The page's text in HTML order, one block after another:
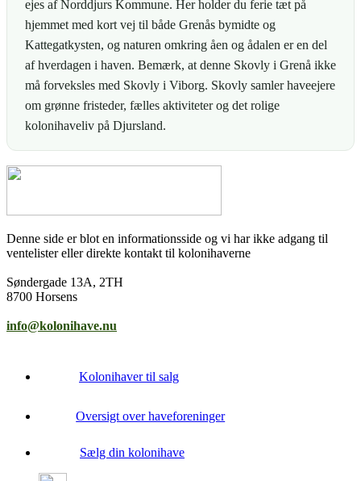
ejes af Norddjurs Kommune. Her holder du ferie tæt på
hjemmet med kort vej til både Grenås bymidte og
Kattegatkysten, og naturen omkring åen og ådalen er en del
af hverdagen i haven. Bemærk, at denne Skovly i Grenå ikke
må forveksles med Skovly i Viborg. Skovly samler haveejere
om grønne fristeder, fælles aktiviteter og det rolige
kolonihaveliv på Djursland.
Denne side er blot en informationsside og vi har ikke adgang til
ventelister eller direkte kontakt til kolonihaverne
Søndergade 13A, 2TH
8700 Horsens
info@kolonihave.nu
Kolonihaver til salg
Oversigt over haveforeninger
Sælg din kolonihave